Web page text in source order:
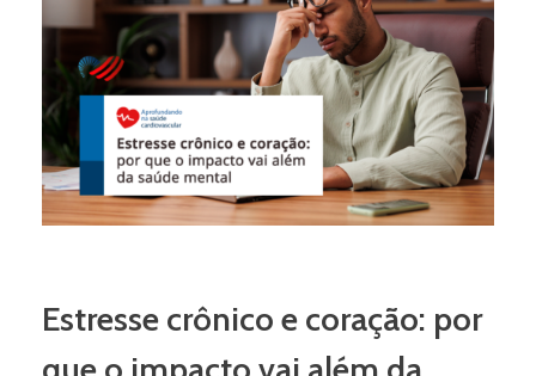
Estresse crônico e coração: por